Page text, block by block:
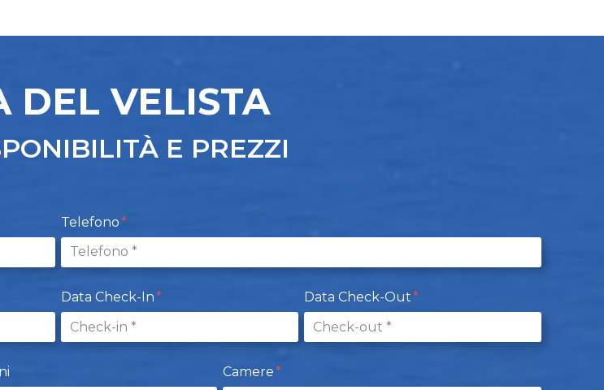
DEL VELISTA
E PREZZI
Telefono
Data Check-In Data Check-Out
Camere